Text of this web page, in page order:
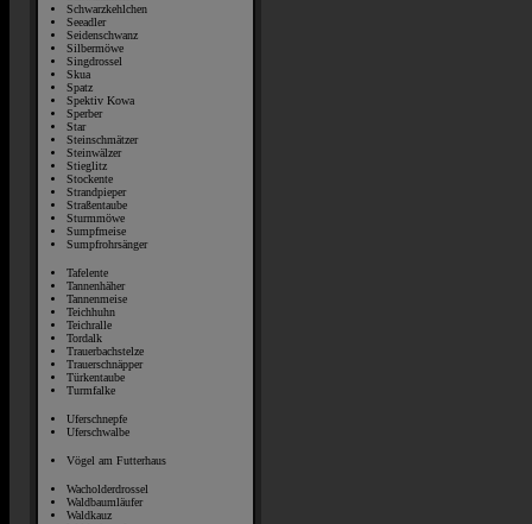
Schwarzkehlchen
Seeadler
Seidenschwanz
Silbermöwe
Singdrossel
Skua
Spatz
Spektiv Kowa
Sperber
Star
Steinschmätzer
Steinwälzer
Stieglitz
Stockente
Strandpieper
Straßentaube
Sturmmöwe
Sumpfmeise
Sumpfrohrsänger
Tafelente
Tannenhäher
Tannenmeise
Teichhuhn
Teichralle
Tordalk
Trauerbachstelze
Trauerschnäpper
Türkentaube
Turmfalke
Uferschnepfe
Uferschwalbe
Vögel am Futterhaus
Wacholderdrossel
Waldbaumläufer
Waldkauz